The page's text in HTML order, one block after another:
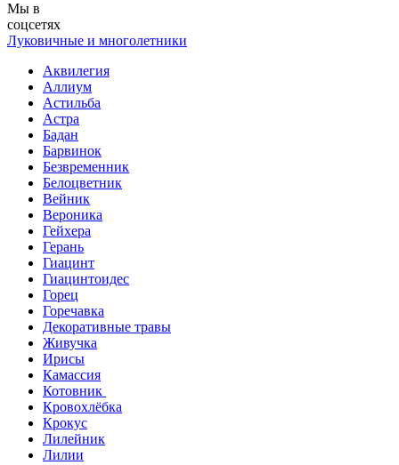
Мы в
соцсетях
Луковичные и многолетники
Аквилегия
Аллиум
Астильба
Астра
Бадан
Барвинок
Безвременник
Белоцветник
Вейник
Вероника
Гейхера
Герань
Гиацинт
Гиацинтоидес
Горец
Горечавка
Декоративные травы
Живучка
Ирисы
Камассия
Котовник
Кровохлёбка
Крокус
Лилейник
Лилии